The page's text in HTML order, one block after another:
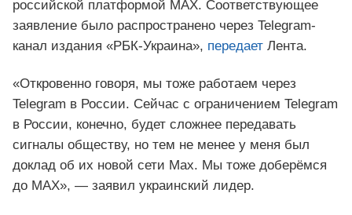
российской платформой MAX. Соответствующее
заявление было распространено через Telegram-
канал издания «РБК-Украина», передает Лента.
«Откровенно говоря, мы тоже работаем через
Telegram в России. Сейчас с ограничением Telegram
в России, конечно, будет сложнее передавать
сигналы обществу, но тем не менее у меня был
доклад об их новой сети Max. Мы тоже доберёмся
до MAX», — заявил украинский лидер.